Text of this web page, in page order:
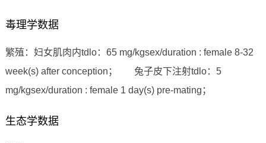
毒理学数据
繁殖：妇女肌肉内tdlo：65 mg/kgsex/duration : female 8-32
week(s) after conception； 兔子皮下注射tdlo：5
mg/kgsex/duration : female 1 day(s) pre-mating；
生态学数据